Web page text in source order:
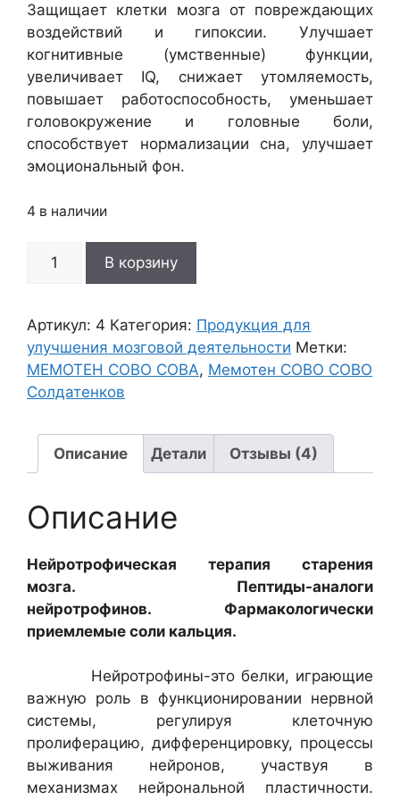
Защищает клетки мозга от повреждающих
воздействий и гипоксии. Улучшает
когнитивные (умственные) функции,
увеличивает IQ, снижает утомляемость,
повышает работоспособность, уменьшает
головокружение и головные боли,
способствует нормализации сна, улучшает
эмоциональный фон.
4 в наличии
Количество
—
препарат
для
памяти
повышения
интеллектуальных
способностей
В корзину
e
r
n
i
v
e
Артикул: 4 Категория: Продукция для
улучшения мозговой деятельности Метки:
МЕМОТЕН СОВО СОВА, Мемотен СОВО СОВО
Солдатенков
Описание Детали Отзывы (4)
Описание
Нейротрофическая терапия старения
мозга. Пептиды-аналоги
нейротрофинов. Фармакологически
приемлемые соли кальция.
Нейротрофины-это белки, играющие
важную роль в функционировании нервной
системы, регулируя клеточную
пролиферацию, дифференцировку, процессы
выживания нейронов, участвуя в
механизмах нейрональной пластичности.